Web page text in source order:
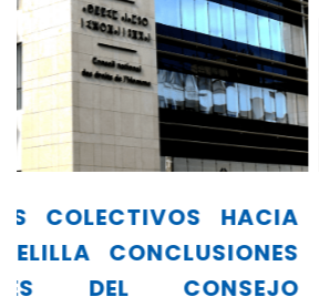
RECOMENDACIONES
DEL CONSEJO
PROTESTAS LIBERTAD DE